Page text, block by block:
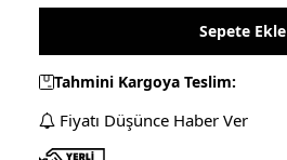
Sepete Ekle
Tahmini Kargoya Teslim:
Fiyatı Düşünce Haber Ver